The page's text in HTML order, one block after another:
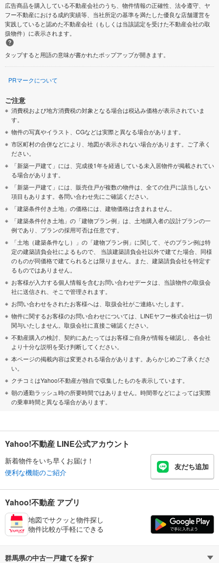
広告商品を購入している不動産会社のうち、物件情報の正確性、法令遵守、ヤ
フー不動産における成約実績等、当社所定の基準を満たした優良な店舗運営を
実践していると認めた不動産会社（もしくは当該認定を受けた不動産会社の取
扱物件）に表示されます。
タップすると用語の意味が書かれたポップアップが開きます。
PRマークについて
ご注意
消費税および地方消費税の対象となる場合は税込み価格が表示されていま
す。
物件の写真やイラスト、CGなどは実際と異なる場合があります。
市区町村の合併などにより、地図が表示されない場合があります。ご了承く
ださい。
「新築一戸建て」には、完成後1年を経過している未入居物件が掲載されてい
る場合があります。
「新築一戸建て」には、販売住戸が複数の物件は、全ての住戸に該当しない
項目もあります。各問い合わせ先にご確認ください。
「建築条件付き土地」の価格には、建物価格は含まれません。
「建築条件付き土地」の「建物プラン例」は、土地購入者の設計プランの一
例であり、プランの採用可否は任意です。
「土地（建築条件なし）」の「建物プラン例」に関して、そのプラン例は特
定の建築請負会社によるもので、 当該建築請負会社以外で建てた場合、同様
のものが同価格で建てられるとは限りません。また、建築請負会社を特定す
るものではありません。
お客様が入力する個人情報を含むお問い合わせデータは、当該物件の取扱会
社に送信され、そこで管理されます。
お問い合わせをされたお客様へは、取扱会社がご連絡いたします。
物件に関するお客様のお問い合わせについては、LINEヤフー株式会社は一切
関与いたしません。取扱会社に直接ご確認ください。
不動産購入の検討、契約にあたってはお客様ご自身が情報を確認し、各会社
より十分な説明を受け判断してください。
本ページの掲載内容は変更される場合があります。あらかじめご了承くださ
い。
クチコミはYahoo!不動産が独自で収集したものを表示しています。
朝の通勤ラッシュ時の所要時間ではありません。時間帯などによっては実際
の乗車時間と異なる場合があります。
Yahoo!不動産 LINE公式アカウント
新着物件をいち早くお届け！
便利な機能のご紹介
友だち追加
Yahoo!不動産 アプリ
地図でサクッと物件探し
物件比較が手軽にできる
群馬県の中古一戸建てを探す